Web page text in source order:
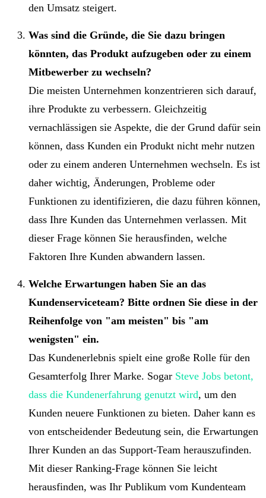
den Umsatz steigert.
Was sind die Gründe, die Sie dazu bringen
könnten, das Produkt aufzugeben oder zu einem
Mitbewerber zu wechseln?
Die meisten Unternehmen konzentrieren sich darauf,
ihre Produkte zu verbessern. Gleichzeitig
vernachlässigen sie Aspekte, die der Grund dafür sein
können, dass Kunden ein Produkt nicht mehr nutzen
oder zu einem anderen Unternehmen wechseln. Es ist
daher wichtig, Änderungen, Probleme oder
Funktionen zu identifizieren, die dazu führen können,
dass Ihre Kunden das Unternehmen verlassen. Mit
dieser Frage können Sie herausfinden, welche
Faktoren Ihre Kunden abwandern lassen.
Welche Erwartungen haben Sie an das
Kundenserviceteam? Bitte ordnen Sie diese in der
Reihenfolge von
am meisten bis
am
wenigsten
ein.
Das Kundenerlebnis spielt eine große Rolle für den
Gesamterfolg Ihrer Marke. Sogar Steve Jobs betont,
dass die Kundenerfahrung genutzt wird, um den
Kunden neuere Funktionen zu bieten. Daher kann es
von entscheidender Bedeutung sein, die Erwartungen
Ihrer Kunden an das Support-Team herauszufinden.
Mit dieser Ranking-Frage können Sie leicht
herausfinden, was Ihr Publikum vom Kundenteam